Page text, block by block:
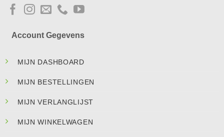
Account Gegevens
MIJN DASHBOARD
MIJN BESTELLINGEN
MIJN VERLANGLIJST
MIJN WINKELWAGEN